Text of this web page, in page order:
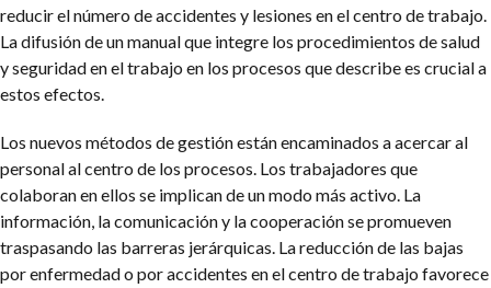
reducir el número de accidentes y lesiones en el centro de trabajo.
La difusión de un manual que integre los procedimientos de salud
y seguridad en el trabajo en los procesos que describe es crucial a
estos efectos.
Los nuevos métodos de gestión están encaminados a acercar al
personal al centro de los procesos. Los trabajadores que
colaboran en ellos se implican de un modo más activo. La
información, la comunicación y la cooperación se promueven
traspasando las barreras jerárquicas. La reducción de las bajas
por enfermedad o por accidentes en el centro de trabajo favorece